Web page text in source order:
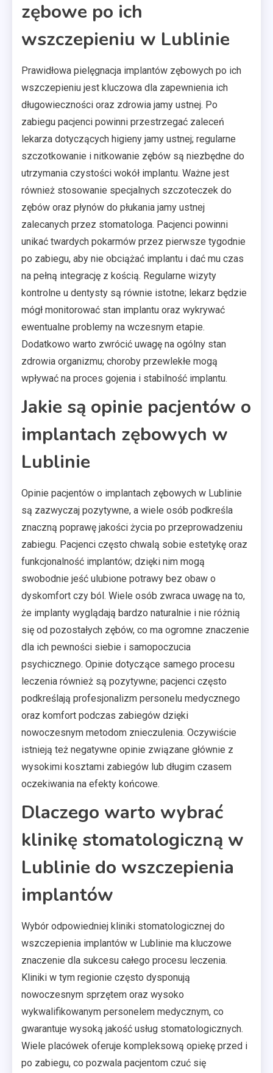
zębowe po ich
wszczepieniu w Lublinie
Prawidłowa pielęgnacja implantów zębowych po ich
wszczepieniu jest kluczowa dla zapewnienia ich
długowieczności oraz zdrowia jamy ustnej. Po
zabiegu pacjenci powinni przestrzegać zaleceń
lekarza dotyczących higieny jamy ustnej; regularne
szczotkowanie i nitkowanie zębów są niezbędne do
utrzymania czystości wokół implantu. Ważne jest
również stosowanie specjalnych szczoteczek do
zębów oraz płynów do płukania jamy ustnej
zalecanych przez stomatologa. Pacjenci powinni
unikać twardych pokarmów przez pierwsze tygodnie
po zabiegu, aby nie obciążać implantu i dać mu czas
na pełną integrację z kością. Regularne wizyty
kontrolne u dentysty są równie istotne; lekarz będzie
mógł monitorować stan implantu oraz wykrywać
ewentualne problemy na wczesnym etapie.
Dodatkowo warto zwrócić uwagę na ogólny stan
zdrowia organizmu; choroby przewlekłe mogą
wpływać na proces gojenia i stabilność implantu.
Jakie są opinie pacjentów o
implantach zębowych w
Lublinie
Opinie pacjentów o implantach zębowych w Lublinie
są zazwyczaj pozytywne, a wiele osób podkreśla
znaczną poprawę jakości życia po przeprowadzeniu
zabiegu. Pacjenci często chwalą sobie estetykę oraz
funkcjonalność implantów; dzięki nim mogą
swobodnie jeść ulubione potrawy bez obaw o
dyskomfort czy ból. Wiele osób zwraca uwagę na to,
że implanty wyglądają bardzo naturalnie i nie różnią
się od pozostałych zębów, co ma ogromne znaczenie
dla ich pewności siebie i samopoczucia
psychicznego. Opinie dotyczące samego procesu
leczenia również są pozytywne; pacjenci często
podkreślają profesjonalizm personelu medycznego
oraz komfort podczas zabiegów dzięki
nowoczesnym metodom znieczulenia. Oczywiście
istnieją też negatywne opinie związane głównie z
wysokimi kosztami zabiegów lub długim czasem
oczekiwania na efekty końcowe.
Dlaczego warto wybrać
klinikę stomatologiczną w
Lublinie do wszczepienia
implantów
Wybór odpowiedniej kliniki stomatologicznej do
wszczepienia implantów w Lublinie ma kluczowe
znaczenie dla sukcesu całego procesu leczenia.
Kliniki w tym regionie często dysponują
nowoczesnym sprzętem oraz wysoko
wykwalifikowanym personelem medycznym, co
gwarantuje wysoką jakość usług stomatologicznych.
Wiele placówek oferuje kompleksową opiekę przed i
po zabiegu, co pozwala pacjentom czuć się